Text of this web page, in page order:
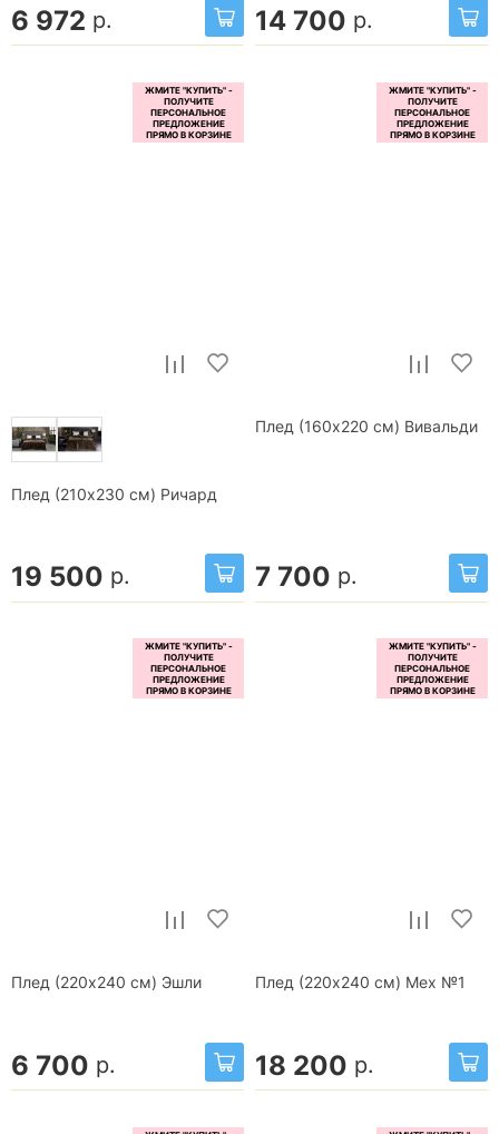
6 972 р. 14 700 р.
Плед (210x230 см) Ричард
19 500 р.
Плед (160x220 см) Вивальди
7 700 р.
Плед (220x240 см) Эшли
6 700 р.
Плед (220x240 см) Мех №1
18 200 р.